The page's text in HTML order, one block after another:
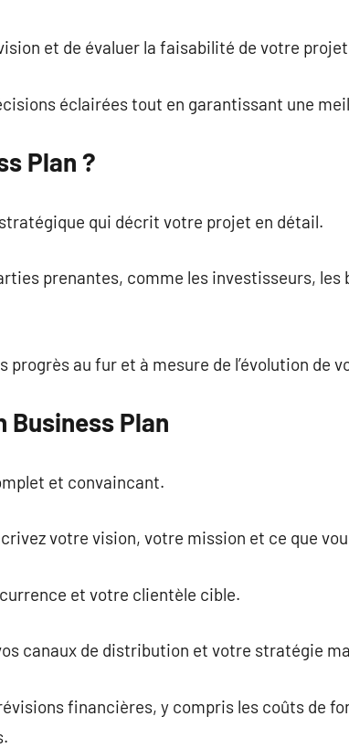
et de évaluer la faisabilité de votre
éclairées tout en garantissant une
Plan ?
qui décrit votre projet en détail.
prenantes, comme les investisseurs, les
progrès au fur et à mesure de l’évolution de
Business Plan
et convaincant.
votre vision, votre mission et ce que
et votre clientèle cible.
canaux de distribution et votre stratégie
financières, y compris les coûts de